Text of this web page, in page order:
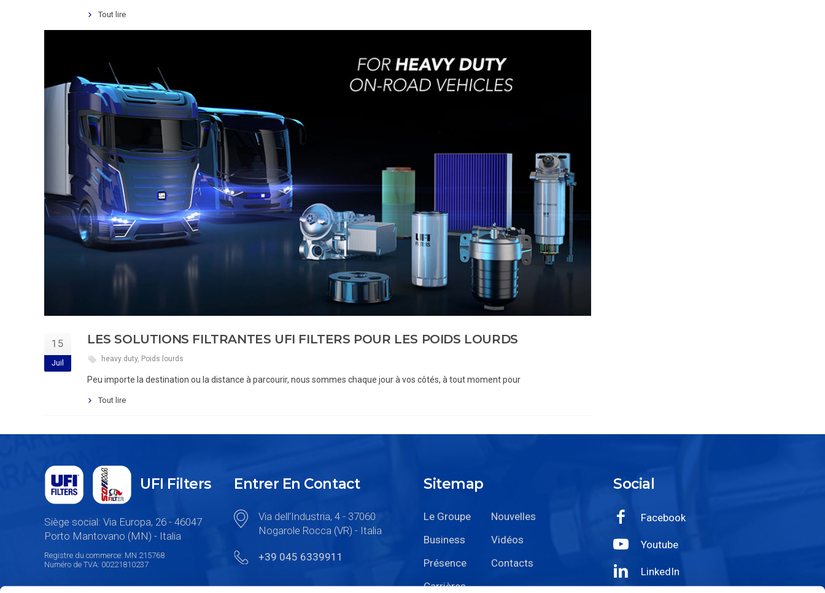
Tout lire
15
Juil
LES SOLUTIONS FILTRANTES UFI FILTERS POUR LES POIDS LOURDS
heavy duty, Poids lourds
Peu importe la destination ou la distance à parcourir, nous sommes chaque jour à vos côtés, à tout moment pour
Tout lire
UFI Filters
Siège social: Via Europa, 26 - 46047
Porto Mantovano (MN) - Italia
Registre du commerce: MN 215768
Numéro de TVA: 00221810237
Entrer En Contact
Via dell’Industria, 4 - 37060
Nogarole Rocca (VR) - Italia
+39 045 6339911
Sitemap
Le Groupe
Nouvelles
Business
Vidéos
Présence
Contacts
Carrières
Social
Facebook
Youtube
LinkedIn